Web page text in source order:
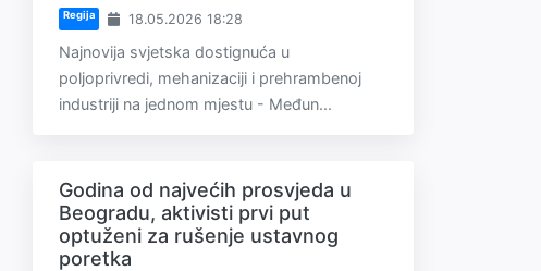
Regija 18.05.2026 18:28
Najnovija svjetska dostignuća u
poljoprivredi, mehanizaciji i prehrambenoj
industriji na jednom mjestu - Međun...
Godina od najvećih prosvjeda u
Beogradu, aktivisti prvi put
optuženi za rušenje ustavnog
poretka